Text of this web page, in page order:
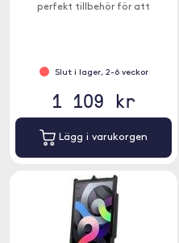
perfekt tillbehör för att
Slut i lager, 2-6 veckor
1 109 kr
Lägg i varukorgen